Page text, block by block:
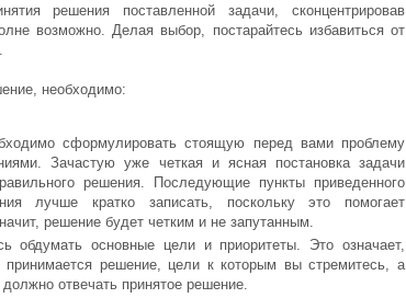
решения поставленной задачи, сконцентрировав
возможно. Делая выбор, постарайтесь избавиться от
необходимо:
сформулировать стоящую перед вами проблему
Зачастую уже четкая и ясная постановка задачи
решения. Последующие пункты приведенного
лучше кратко записать, поскольку это помогает
решение будет четким и не запутанным.
обдумать основные цели и приоритеты. Это означает,
принимается решение, цели к которым вы стремитесь, а
отвечать принятое решение.